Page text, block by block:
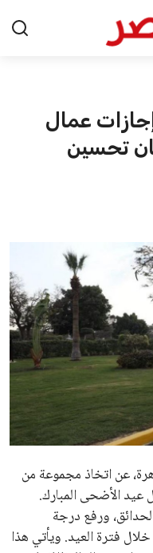
عمال
تحسين
عن اتخاذ مجموعة من
عيد الأضحى المبارك.
ورفع درجة
فترة العيد. ويأتي هذا